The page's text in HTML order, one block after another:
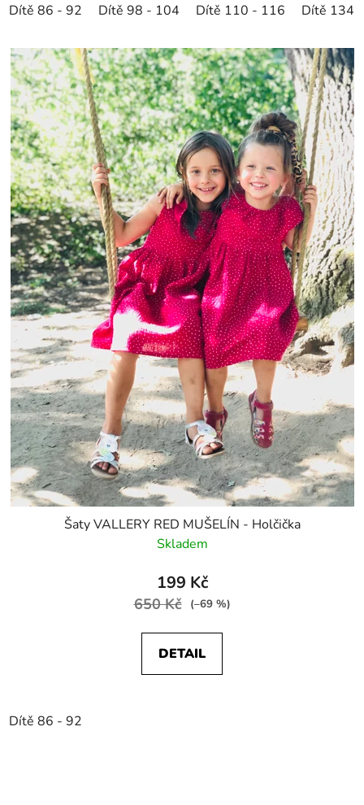
Dítě 86 - 92 Dítě 98 - 104 Dítě 110 - 116 Dítě 134
Šaty VALLERY RED MUŠELÍN - Holčička
Skladem
199 Kč
650 Kč (–69 %)
DETAIL
Dítě 86 - 92